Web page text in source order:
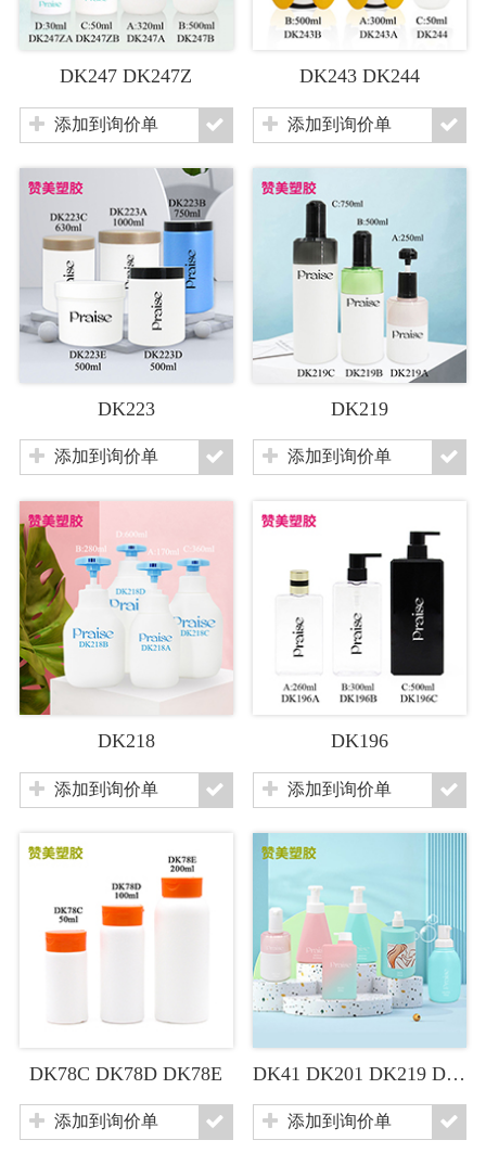
DK247 DK247Z
添加到询价单
DK243 DK244
添加到询价单
DK223
添加到询价单
DK219
添加到询价单
DK218
添加到询价单
DK196
添加到询价单
DK78C DK78D DK78E
添加到询价单
DK41 DK201 DK219 DK260 DK229
添加到询价单